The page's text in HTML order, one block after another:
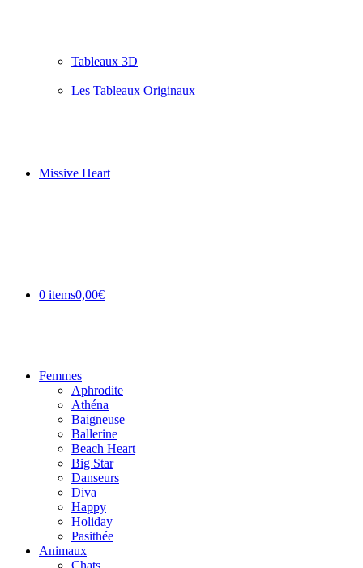
Tableaux 3D
Les Tableaux Originaux
Missive Heart
0 items0,00€
Femmes
Aphrodite
Athéna
Baigneuse
Ballerine
Beach Heart
Big Star
Danseurs
Diva
Happy
Holiday
Pasithée
Animaux
Chats